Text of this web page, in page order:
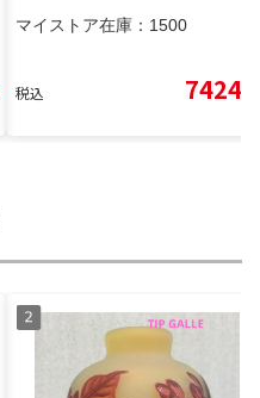
マイストア在庫： 1500
税込 7424